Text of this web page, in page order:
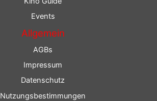
Events
Allgemein
AGBs
Impressum
Datenschutz
Nutzungsbestimmungen